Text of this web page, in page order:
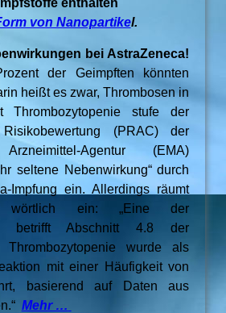
enthalten
von Nanopartikel.
bei AstraZeneca!
der Geimpften könnten
heißt es zwar, Thrombosen in
Thrombozytopenie stufe der
(PRAC) der
Agentur (EMA)
seltene Nebenwirkung“ durch
Impfung ein. Allerdings räumt
wörtlich ein: „Eine der
betrifft Abschnitt 4.8 der
Thrombozytopenie wurde als
mit einer Häufigkeit von
basierend auf Daten aus
Mehr …